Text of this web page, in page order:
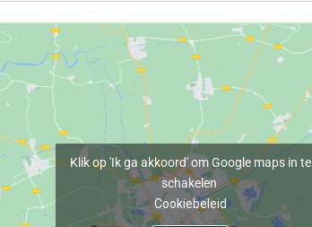
Klik op 'Ik ga akkoord' om Google maps in te
schakelen
Cookiebeleid